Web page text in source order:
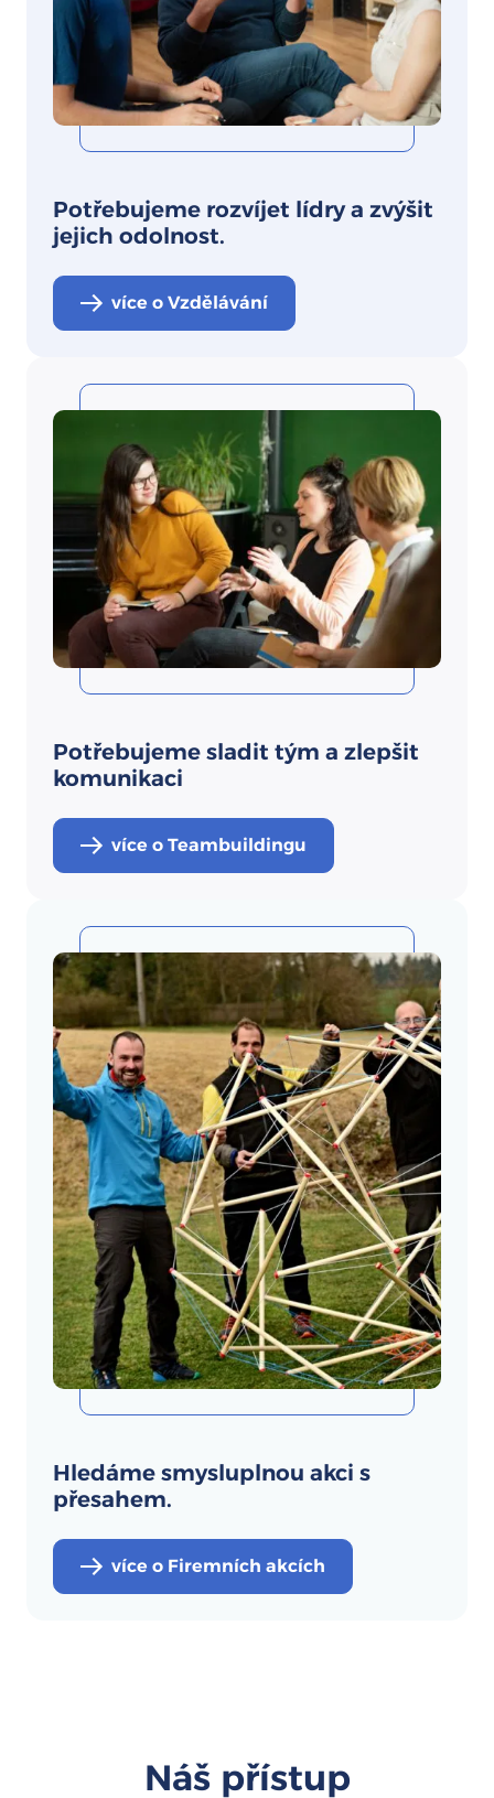
Potřebujeme rozvíjet lídry a zvýšit
jejich odolnost.
více o Vzdělávání
Potřebujeme sladit tým a zlepšit
komunikaci
více o Teambuildingu
Hledáme smysluplnou akci s
přesahem.
více o Firemních akcích
Náš přístup